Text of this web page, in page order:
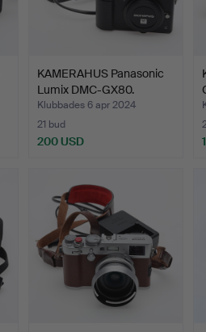
KAMERAHUS Panasonic
Lumix DMC-GX80.
Klubbades 6 apr 2024
21 bud
200 USD